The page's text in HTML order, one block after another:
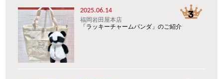
2025.06.14
福岡岩田屋本店
「ラッキーチャームパンダ」のご紹介